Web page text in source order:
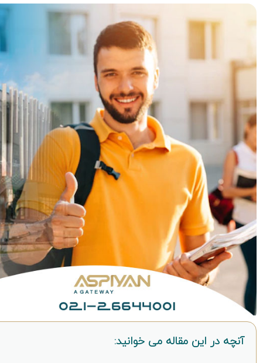
آنچه در این مقاله می خوانید: